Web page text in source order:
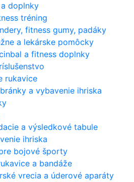
doplnky
tréning
fitness gumy, padáky
a lekárske pomôcky
a fitness doplnky
rukavice
a vybavenie ihriska
a výsledkové tabule
ihriska
bojové športy
a bandáže
vrecia a úderové aparáty